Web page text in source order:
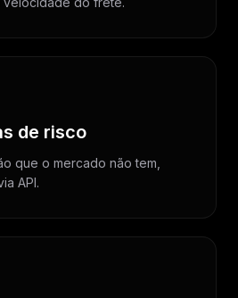
de risco
que o mercado não tem,
API.